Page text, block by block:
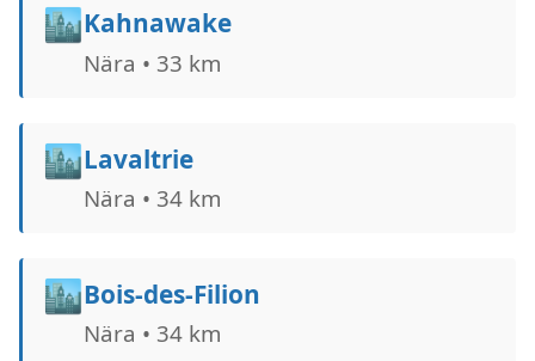
🏙️Kahnawake
Nära • 33 km
🏙️Lavaltrie
Nära • 34 km
🏙️Bois-des-Filion
Nära • 34 km